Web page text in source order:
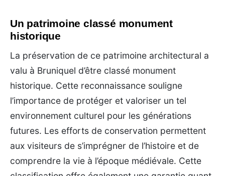
Un patrimoine classé monument
historique
La préservation de ce patrimoine architectural a
valu à Bruniquel d’être classé monument
historique. Cette reconnaissance souligne
l’importance de protéger et valoriser un tel
environnement culturel pour les générations
futures. Les efforts de conservation permettent
aux visiteurs de s’imprégner de l’histoire et de
comprendre la vie à l’époque médiévale. Cette